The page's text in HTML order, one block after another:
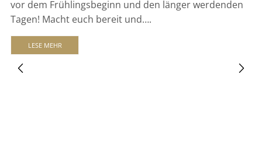
vor dem Frühlingsbeginn und den länger werdenden
Tagen! Macht euch bereit und….
LESE MEHR